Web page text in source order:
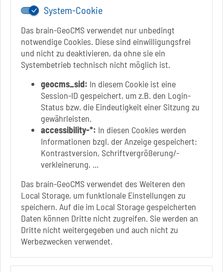
System-Cookie
Das brain-GeoCMS verwendet nur unbedingt
notwendige Cookies. Diese sind einwilligungsfrei
und nicht zu deaktivieren, da ohne sie ein
Systembetrieb technisch nicht möglich ist.
geocms_sid: In diesem Cookie ist eine
Session-ID gespeichert, um z.B. den Login-
Status bzw. die Eindeutigkeit einer Sitzung zu
gewährleisten.
accessibility-*: In diesen Cookies werden
Informationen bzgl. der Anzeige gespeichert:
Kontrastversion, Schriftvergrößerung/-
verkleinerung, ...
Das brain-GeoCMS verwendet des Weiteren den
Local Storage, um funktionale Einstellungen zu
speichern. Auf die im Local Storage gespeicherten
Daten können Dritte nicht zugreifen. Sie werden an
Dritte nicht weitergegeben und auch nicht zu
Werbezwecken verwendet.
Mo.: 13 Uhr - 15 Uhr
13 Uhr - 18 Uhr
Do.: 9 Uhr - 11.30 Uhr
Fr.: nach Vereinbarung
FACEBOOK
Link zur Google-Maps Navigation
SOLEPARK Schönebeck/Bad Salzelmen
Eigenbetrieb der Stadt Schönebeck (Elbe)
Badepark 1
39218 Schönebeck (Elbe)
+49 3928 7055-0
info[at]solepark.de
www.visitschoenebeck.de
Infos zur Barrierefreiheit